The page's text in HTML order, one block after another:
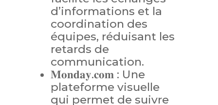
d’informations et la
coordination des
équipes, réduisant les
retards de
communication.
𝐌𝐨𝐧𝐝𝐚𝐲.𝐜𝐨𝐦 : Une
plateforme visuelle
qui permet de suivre